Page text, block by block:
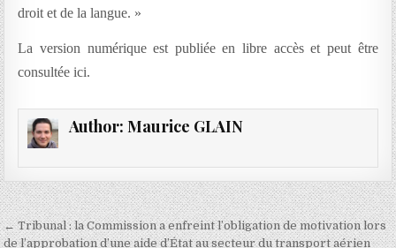
droit et de la langue. »
La version numérique est publiée en libre accès et peut être
consultée ici.
Author: Maurice GLAIN
Navigation
← Tribunal : la Commission a enfreint l’obligation de motivation lors
de l’approbation d’une aide d’État au secteur du transport aérien